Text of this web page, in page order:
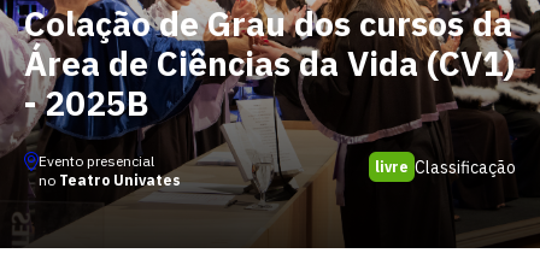
Colação de Grau dos cursos da
Área de Ciências da Vida (CV1)
- 2025B
Evento presencial
no Teatro Univates
livre Classificação